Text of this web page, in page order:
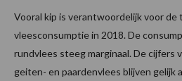
Vooral kip is verantwoordelijk voor de
vleesconsumptie in 2018. De
rundvlees steeg marginaal. De cijfers
geiten- en paardenvlees blijven gelijk